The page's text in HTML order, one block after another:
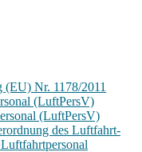
Nr. 1178/2011
(LuftPersV)
(LuftPersV)
des Luftfahrt-